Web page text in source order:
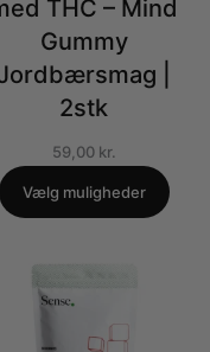
THC – Mind
Gummy
|
2stk
59,00 kr.
Vælg muligheder